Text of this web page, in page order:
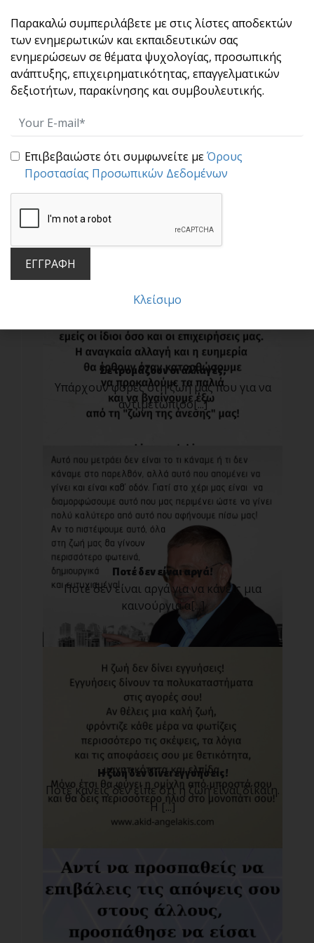
προκλήσε[...]
Σε τρομάζουν οι αλλαγές;
Υπάρχουν φορές στη ζωή μας που για να
αντιμετωπίσο[...]
Ποτέ δεν είναι αργά!
Ποτέ δεν είναι αργά για να κάνεις μια
καινούργια α[...]
Η ζωή δεν δίνει εγγυήσεις!
Ποτέ κανείς δεν είπε ότι η ζωή είναι δίκαιη.
Η [...]
Παρακαλώ συμπεριλάβετε με στις λίστες αποδεκτών
των ενημερωτικών και εκπαιδευτικών σας
ενημερώσεων σε θέματα ψυχολογίας, προσωπικής
ανάπτυξης, επιχειρηματικότητας, επαγγελματικών
δεξιοτήτων, παρακίνησης και συμβουλευτικής.
Επιβεβαιώστε ότι συμφωνείτε μεΌρους
Προστασίας Προσωπικών Δεδομένων
ΕΓΓΡΑΦΗ
Κλείσιμο